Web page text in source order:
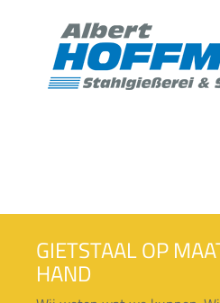
GIETSTAAL OP
HAND